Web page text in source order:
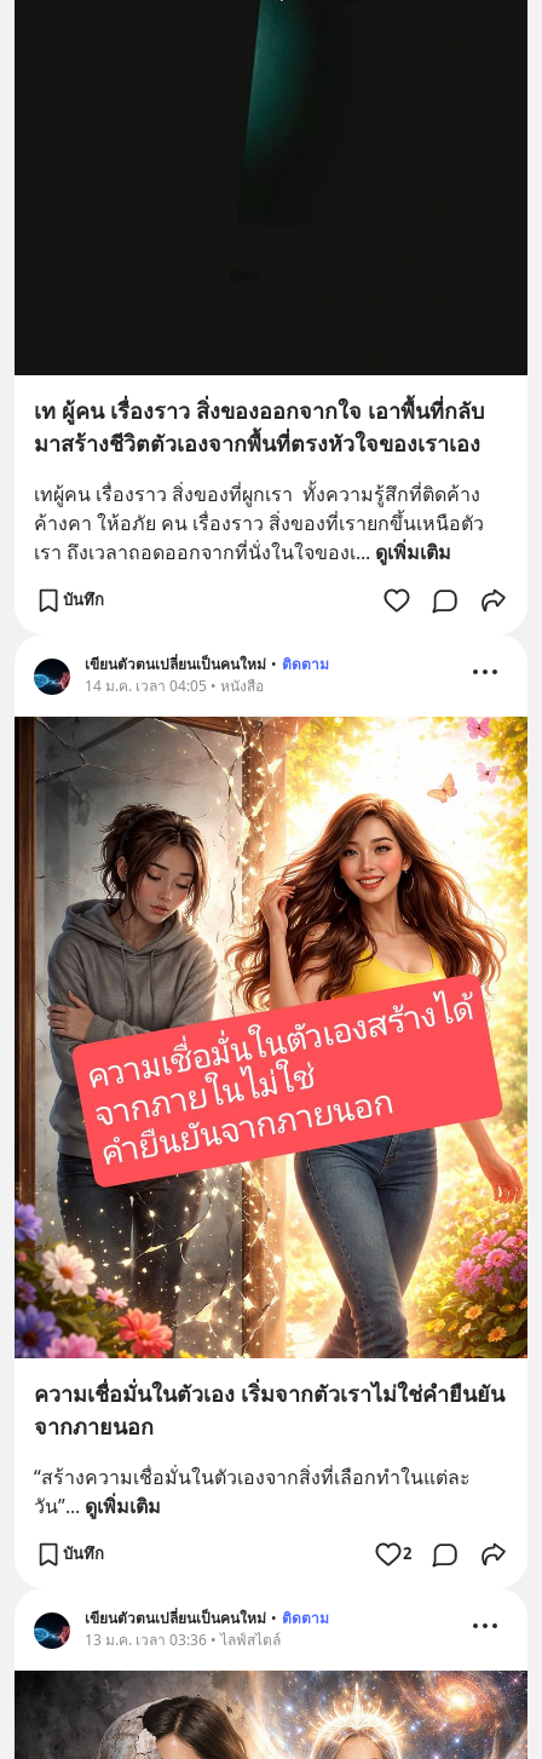
เท ผู้คน เรื่องราว สิ่งของออกจากใจ เอาพื้นที่กลับ
มาสร้างชีวิตตัวเองจากพื้นที่ตรงหัวใจของเราเอง
เทผู้คน เรื่องราว สิ่งของที่ผูกเรา  ทั้งความรู้สึกที่ติดค้าง
ค้างคา ให้อภัย คน เรื่องราว สิ่งของที่เรายกขึ้นเหนือตัว
เรา ถึงเวลาถอดออกจากที่นั่งในใจของเ... ดูเพิ่มเติม
บันทึก
เขียนตัวตนเปลี่ยนเป็นคนใหม่ • ติดตาม
14 ม.ค. เวลา 04:05 • หนังสือ
ความเชื่อมั่นในตัวเอง เริ่มจากตัวเราไม่ใช่คำยืนยัน
จากภายนอก
“สร้างความเชื่อมั่นในตัวเองจากสิ่งที่เลือกทำในแต่ละ
วัน”... ดูเพิ่มเติม
บันทึก 2
เขียนตัวตนเปลี่ยนเป็นคนใหม่ • ติดตาม
13 ม.ค. เวลา 03:36 • ไลฟ์สไตล์